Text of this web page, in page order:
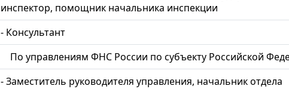
инспектор, помощник начальника инспекции
- Консультант
По управлениям ФНС России по субъекту Российской
- Заместитель руководителя управления, начальник отдела